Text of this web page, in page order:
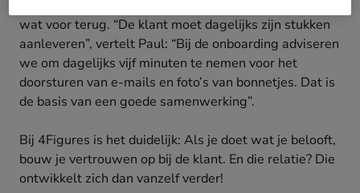
wat voor terug. “De klant moet dagelijks zijn stukken
aanleveren”, vertelt Paul: “Bij de onboarding adviseren
we om dagelijks vijf minuten te nemen voor het
doorsturen van e-mails en foto’s van bonnetjes. Dat is
de basis van een goede samenwerking”.
Bij 4Figures is het duidelijk: Als je doet wat je belooft,
bouw je vertrouwen op bij de klant. En die relatie? Die
ontwikkelt zich dan vanzelf verder!